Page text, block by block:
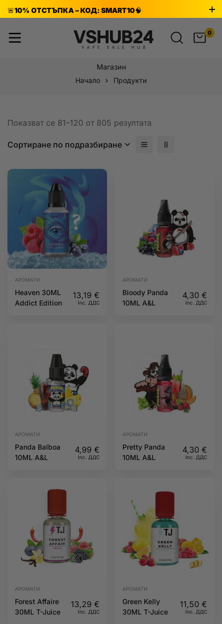
🚨10% ОТСТЪПКА – КОД: SMART10🧠
ПРОМОЦИЯТА ПРИКЛЮЧВА НА 8 АВГУСТ!
0
Магазин
Начало
Продукти
Показват се 81–120 от 805 резултата
Сортиране по подразбиране
АРОМАТИ
Heaven 30ML
Addict Edition
13,19 €
Inc. ДДС
АРОМАТИ
Bloody Panda
10ML A&L
4,30 €
Inc. ДДС
АРОМАТИ
Panda Balboa
10ML A&L
4,99 €
Inc. ДДС
АРОМАТИ
Pretty Panda
10ML A&L
4,30 €
Inc. ДДС
АРОМАТИ
Forest Affaire
30ML T-Juice
13,29 €
Inc. ДДС
АРОМАТИ
Green Kelly
30ML T-Juice
11,50 €
Inc. ДДС